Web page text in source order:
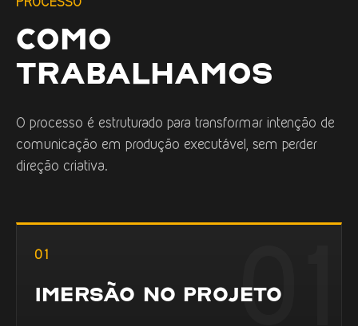
COMO
TRABALHAMOS
O processo é estruturado para transformar intenção de
comunicação em produção executável, sem perder
direção criativa.
01
IMERSÃO NO PROJETO